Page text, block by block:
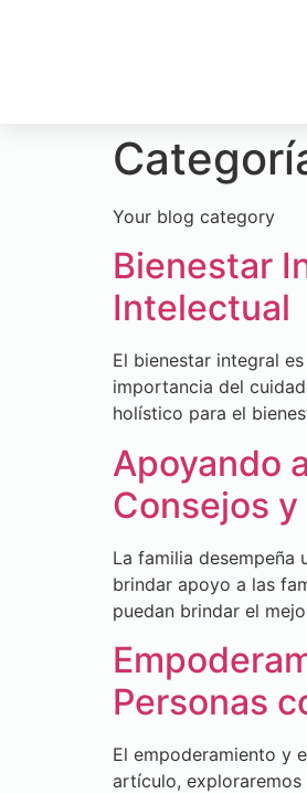
Your blog category
Bienestar
Intelectual
El bienestar integral
importancia del
holístico para el
Apoyando
Consejos
La familia desempeña
brindar apoyo a las
puedan brindar el
Personas
El empoderamiento y
artículo,